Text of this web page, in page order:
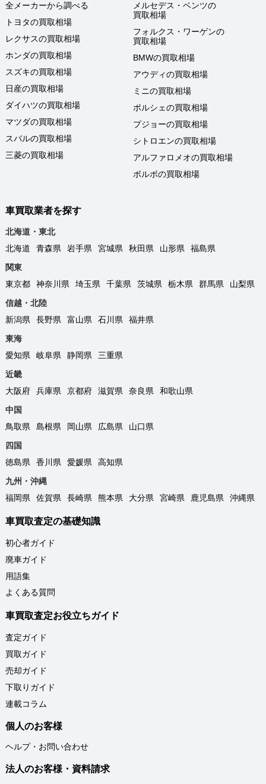
全メーカーから調べる
トヨタの買取相場
レクサスの買取相場
ホンダの買取相場
スズキの買取相場
日産の買取相場
ダイハツの買取相場
マツダの買取相場
スバルの買取相場
三菱の買取相場
メルセデス・ベンツの
買取相場
フォルクス・ワーゲンの
買取相場
BMWの買取相場
アウディの買取相場
ミニの買取相場
ポルシェの買取相場
プジョーの買取相場
シトロエンの買取相場
アルファロメオの買取相場
ボルボの買取相場
車買取業者を探す
北海道・東北
北海道
青森県 岩手県 宮城県 秋田県 山形県
福島県
関東
東京都
神奈川県 埼玉県 千葉県 茨城県 栃木県 群馬県
山梨県
信越・北陸
新潟県
長野県 富山県 石川県
福井県
東海
愛知県
岐阜県 静岡県
三重県
近畿
大阪府
兵庫県 京都府 滋賀県 奈良県
和歌山県
中国
鳥取県
島根県 岡山県 広島県
山口県
四国
徳島県
香川県 愛媛県
高知県
九州・沖縄
福岡県
佐賀県 長崎県 熊本県 大分県 宮崎県 鹿児島県 沖縄県
車買取査定の基礎知識
初心者ガイド
廃車ガイド
用語集
よくある質問
車買取査定お役立ちガイド
査定ガイド
買取ガイド
売却ガイド
下取りガイド
連載コラム
個人のお客様
ヘルプ・お問い合わせ
法人のお客様・資料請求